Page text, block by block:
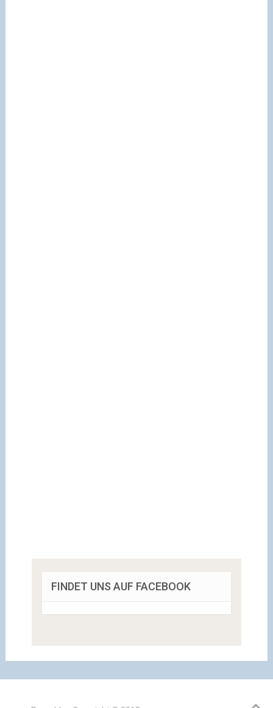
FINDET UNS AUF FACEBOOK